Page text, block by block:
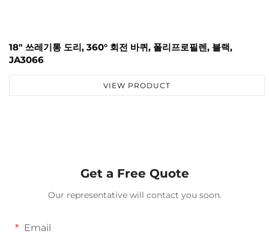
18" 쓰레기통 도리, 360° 회전 바퀴, 폴리프로필렌, 블랙,
JA3066
VIEW PRODUCT
Get a Free Quote
Our representative will contact you soon.
Email